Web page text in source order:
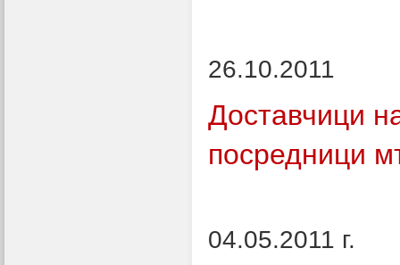
26.10.2011
Доставчици
посредници
04.05.2011 г.